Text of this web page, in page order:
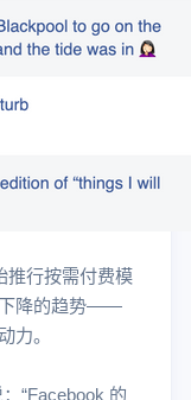
推行按需付费模
下降的趋势——
力。
“Facebook 的